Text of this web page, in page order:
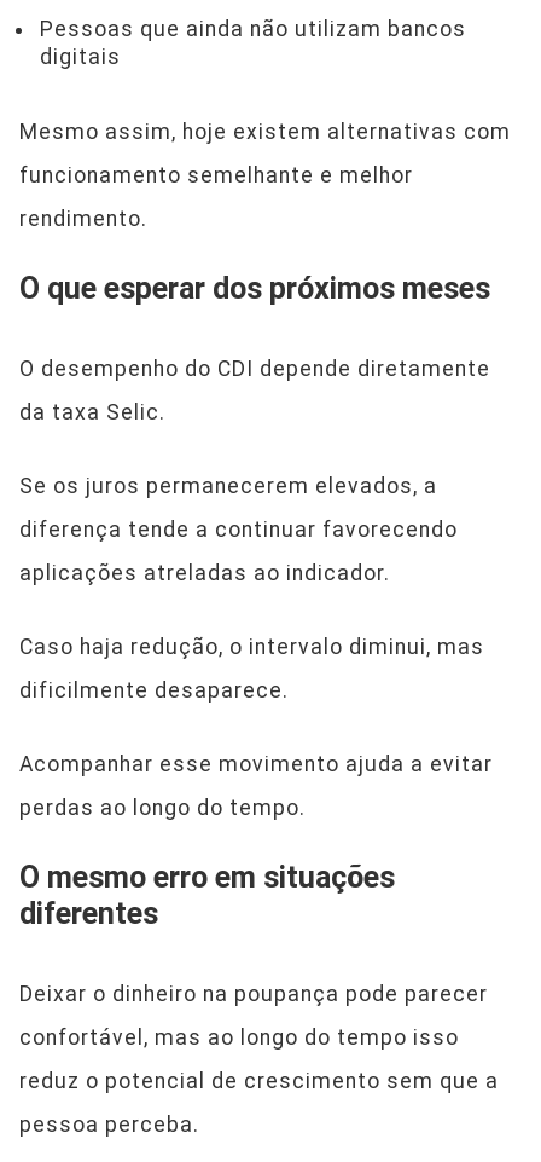
Pessoas que ainda não utilizam bancos
digitais
Mesmo assim, hoje existem alternativas com
funcionamento semelhante e melhor
rendimento.
O que esperar dos próximos meses
O desempenho do CDI depende diretamente
da taxa Selic.
Se os juros permanecerem elevados, a
diferença tende a continuar favorecendo
aplicações atreladas ao indicador.
Caso haja redução, o intervalo diminui, mas
dificilmente desaparece.
Acompanhar esse movimento ajuda a evitar
perdas ao longo do tempo.
O mesmo erro em situações
diferentes
Deixar o dinheiro na poupança pode parecer
confortável, mas ao longo do tempo isso
reduz o potencial de crescimento sem que a
pessoa perceba.